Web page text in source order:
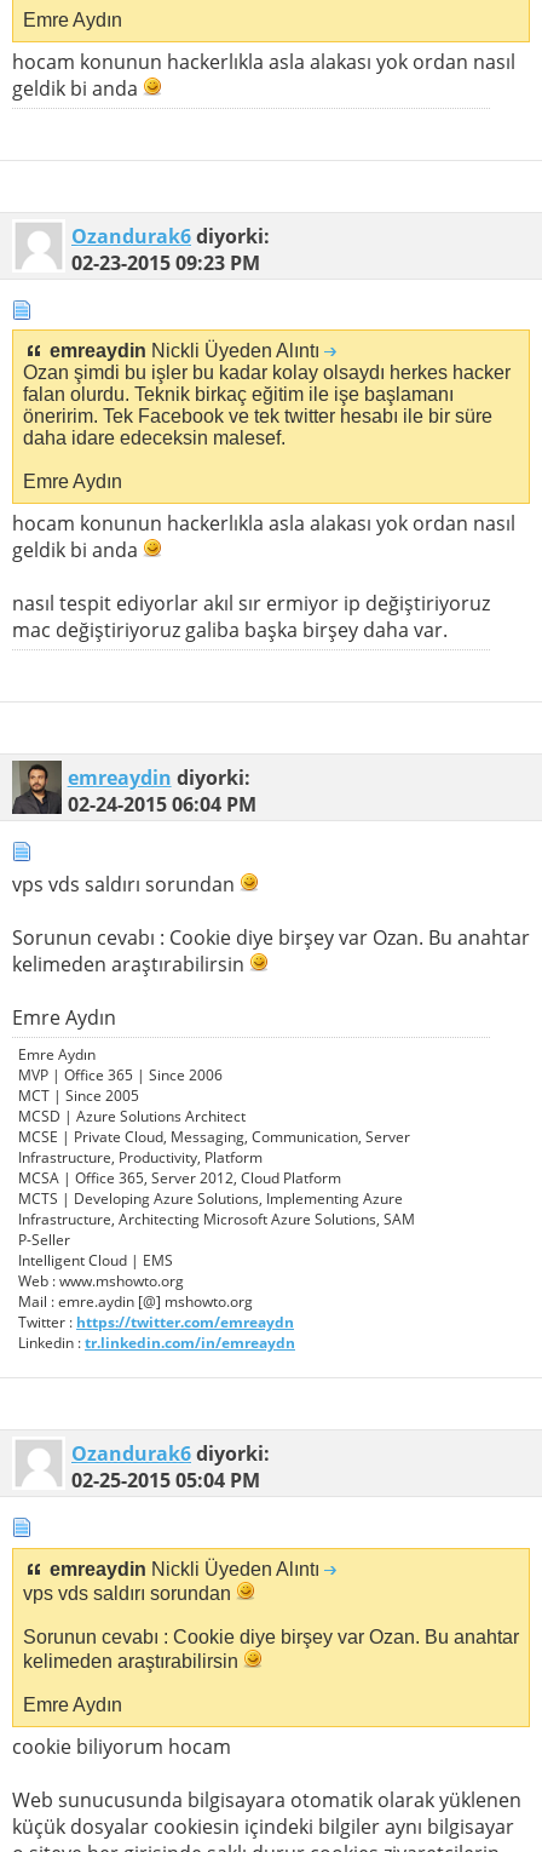
Emre Aydın
hocam konunun hackerlıkla asla alakası yok ordan nasıl
geldik bi anda
Ozandurak6diyorki:
02-23-201509:23 PM
emreaydin Nickli Üyeden Alıntı
Ozan şimdi bu işler bu kadar kolay olsaydı herkes hacker
falan olurdu. Teknik birkaç eğitim ile işe başlamanı
öneririm. Tek Facebook ve tek twitter hesabı ile bir süre
daha idare edeceksin malesef.
Emre Aydın
hocam konunun hackerlıkla asla alakası yok ordan nasıl
geldik bi anda
nasıl tespit ediyorlar akıl sır ermiyor ip değiştiriyoruz
mac değiştiriyoruz galiba başka birşey daha var.
emreaydin diyorki:
02-24-201506:04 PM
vps vds saldırı sorundan
Sorunun cevabı : Cookie diye birşey var Ozan. Bu anahtar
kelimeden araştırabilirsin
Emre Aydın
Emre Aydın
MVP | Office 365 | Since 2006
MCT | Since 2005
MCSD | Azure Solutions Architect
MCSE | Private Cloud, Messaging, Communication, Server
Infrastructure, Productivity, Platform
MCSA | Office 365, Server 2012, Cloud Platform
MCTS | Developing Azure Solutions, Implementing Azure
Infrastructure, Architecting Microsoft Azure Solutions, SAM
P-Seller
Intelligent Cloud | EMS
Web : www.mshowto.org
Mail : emre.aydin [@] mshowto.org
Twitter : https://twitter.com/emreaydn
Linkedin :tr.linkedin.com/in/emreaydn
Ozandurak6diyorki:
02-25-201505:04 PM
emreaydin Nickli Üyeden Alıntı
vps vds saldırı sorundan
Sorunun cevabı : Cookie diye birşey var Ozan. Bu anahtar
kelimeden araştırabilirsin
Emre Aydın
cookie biliyorum hocam
Web sunucusunda bilgisayara otomatik olarak yüklenen
küçük dosyalar cookiesin içindeki bilgiler aynı bilgisayar